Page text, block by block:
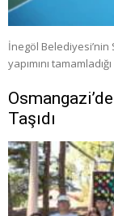
İnegöl
yapımını
Taşıdı